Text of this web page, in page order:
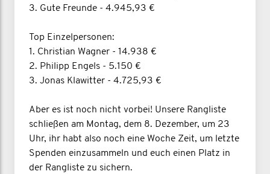
3. Gute Freunde - 4.945,93 €
Top Einzelpersonen:
1. Christian Wagner - 14.938 €
2. Philipp Engels - 5.150 €
3. Jonas Klawitter - 4.725,93 €
Aber es ist noch nicht vorbei! Unsere Rangliste
schließen am Montag, dem 8. Dezember, um 23
Uhr, ihr habt also noch eine Woche Zeit, um letzte
Spenden einzusammeln und euch einen Platz in
der Rangliste zu sichern.